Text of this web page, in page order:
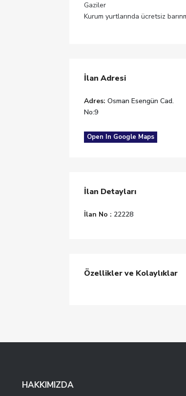
Gaziler
Kurum yurtlarında ücretsiz
İlan Adresi
Adres: Osman Esengün Cad.
No:9
Open In Google Maps
İlan Detayları
İlan No : 22228
Özellikler ve Kolaylıklar
HAKKIMIZDA